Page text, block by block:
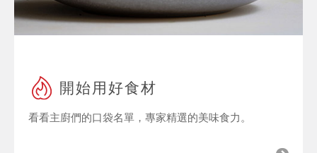
開始用好食材
看看主廚們的口袋名單，專家精選的美味食力。